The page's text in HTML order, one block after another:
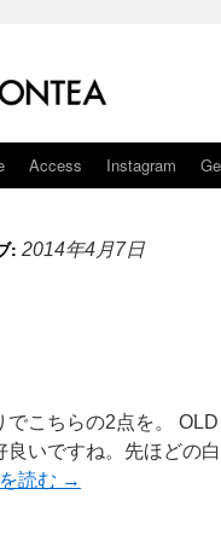
Access Instagram
: 2014年4月7日
でこちらの2点を。
良いですね。先ほどの
読む →